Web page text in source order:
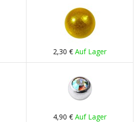
2,30 € Auf Lager
4,90 € Auf Lager